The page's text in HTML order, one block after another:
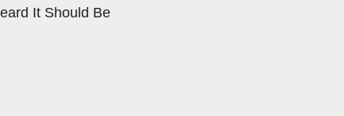
It Should Be